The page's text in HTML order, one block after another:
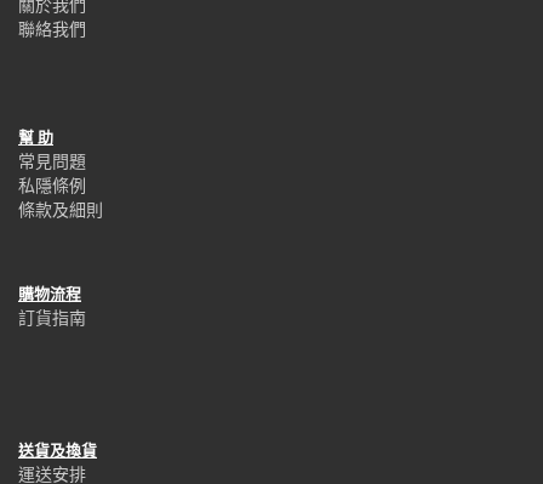
聯絡我們
幫 助
常見問題
私隱條例
條款及細則
購物流程
訂貨指南
送貨及換貨
運送安排